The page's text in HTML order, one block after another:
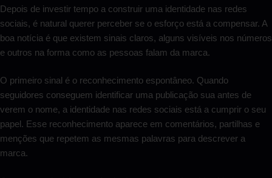
Depois de investir tempo a construir uma identidade nas redes
sociais, é natural querer perceber se o esforço está a compensar. A
boa notícia é que existem sinais claros, alguns visíveis nos números
e outros na forma como as pessoas falam da marca.
O primeiro sinal é o reconhecimento espontâneo. Quando
seguidores conseguem identificar uma publicação sua antes de
verem o nome, a identidade nas redes sociais está a cumprir o seu
papel. Esse reconhecimento aparece em comentários, partilhas e
menções que repetem as mesmas palavras para descrever a
marca.